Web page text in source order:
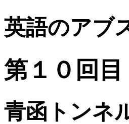
英語のアブ
第１０回目
青函トンネ